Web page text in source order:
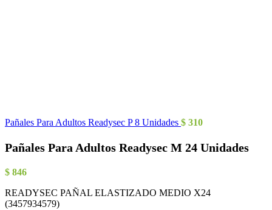
Pañales Para Adultos Readysec P 8 Unidades $ 310
Pañales Para Adultos Readysec M 24 Unidades
$ 846
READYSEC PAÑAL ELASTIZADO MEDIO X24
(3457934579)